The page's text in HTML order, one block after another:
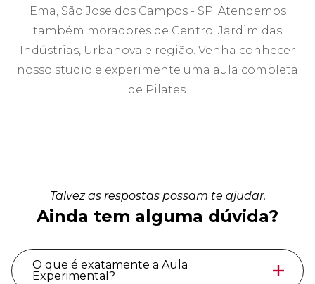
Ema, São Jose dos Campos - SP. Atendemos
também moradores de Centro, Jardim das
Indústrias, Urbanova e região. Venha conhecer
nosso studio e experimente uma aula completa
de Pilates.
Talvez as respostas possam te ajudar.
Ainda tem alguma dúvida?
O que é exatamente a Aula
Experimental?